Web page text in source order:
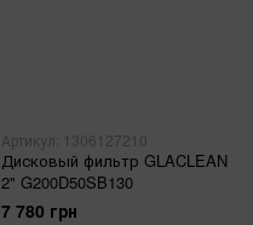
Артикул: 1306127210
Дисковый фильтр GLACLEAN
2" G200D50SB130
7 780 грн